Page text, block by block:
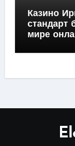
Казино
стандарт
мире